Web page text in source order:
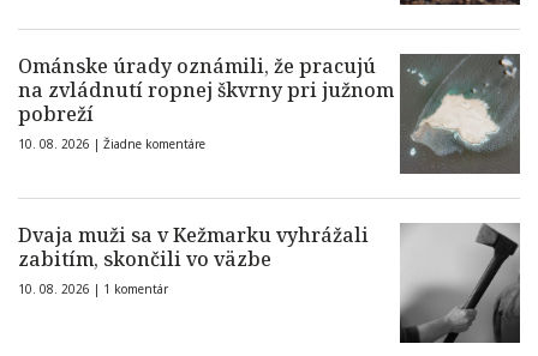
Ománske úrady oznámili, že pracujú
na zvládnutí ropnej škvrny pri južnom
pobreží
10. 08. 2026 | Žiadne komentáre
Dvaja muži sa v Kežmarku vyhrážali
zabitím, skončili vo väzbe
10. 08. 2026 | 1 komentár